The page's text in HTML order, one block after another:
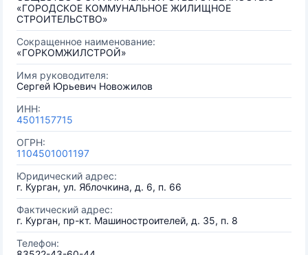
«ГОРОДСКОЕ КОММУНАЛЬНОЕ ЖИЛИЩНОЕ
СТРОИТЕЛЬСТВО»
Сокращенное наименование:
«ГОРКОМЖИЛСТРОЙ»
Имя руководителя:
Сергей Юрьевич Новожилов
ИНН:
4501157715
ОГРН:
1104501001197
Юридический адрес:
г. Курган, ул. Яблочкина, д. 6, п. 66
Фактический адрес:
г. Курган, пр-кт. Машиностроителей, д. 35, п. 8
Телефон: